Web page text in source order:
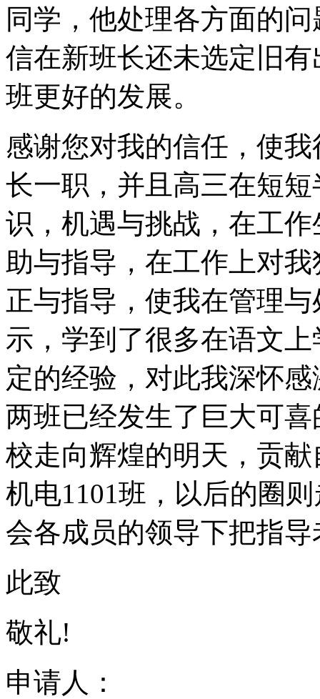
同学，他处理各方面的
信在新班长还未选定旧
班更好的发展。
感谢您对我的信任，使
长一职，并且高三在短
识，机遇与挑战，在工
助与指导，在工作上对
正与指导，使我在管理
示，学到了很多在语文
定的经验，对此我深怀
两班已经发生了巨大可
校走向辉煌的明天，贡
机电1101班，以后的圈
会各成员的领导下把指
此致
敬礼!
申请人：